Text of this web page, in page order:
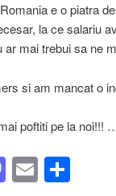
e o piatra
la ce salariu
ar mai trebui sa ne
si am mancat o
poftiti pe la noi!!!
Mastodon
Email